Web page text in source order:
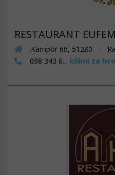
RESTAURANT
Kampor 66, 51280 -
098 343 6... klikni za